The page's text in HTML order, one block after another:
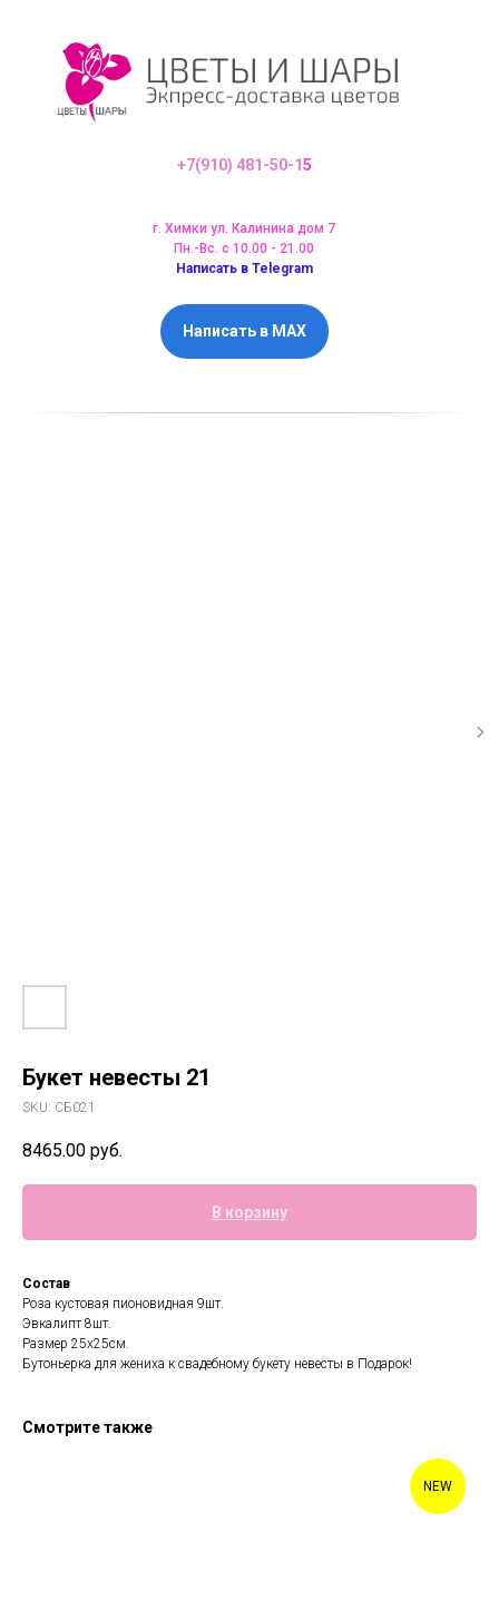
+7(910) 481-50-15
г. Химки ул. Калинина дом 7
Пн.-Вс. с 10.00 - 21.00
Написать в Telegram
Написать в MAX
Букет невесты 21
SKU: СБ021
8465.00 руб.
В корзину
Состав
Роза кустовая пионовидная 9шт.
Эвкалипт 8шт.
Размер 25х25см.
Бутоньерка для жениха к свадебному букету невесты в Подарок!
Смотрите также
NEW